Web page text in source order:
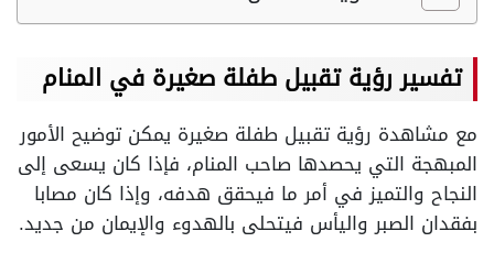
تفسير رؤية تقبيل طفلة صغيرة في المنام
مع مشاهدة رؤية تقبيل طفلة صغيرة يمكن توضيح الأمور
المبهجة التي يحصدها صاحب المنام، فإذا كان يسعى إلى
النجاح والتميز في أمر ما فيحقق هدفه، وإذا كان مصابا
بفقدان الصبر واليأس فيتحلى بالهدوء والإيمان من جديد.